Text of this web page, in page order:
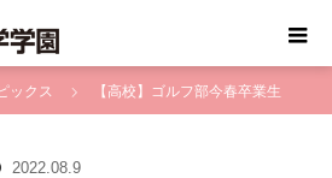
ックス 【高校】ゴルフ部今春卒業生
2022.08.9